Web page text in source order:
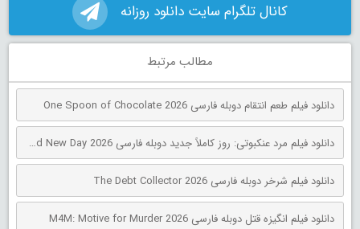
کانال تلگرام سایت دانلود روزانه
مطالب مرتبط
دانلود فیلم طعم انتقام دوبله فارسی One Spoon of Chocolate 2026
دانلود فیلم مرد عنکبوتی: روز کاملاً جدید دوبله فارسی Spider-Man: Brand New Day 2026
دانلود فیلم شرخر دوبله فارسی The Debt Collector 2026
دانلود فیلم انگیزه قتل دوبله فارسی M4M: Motive for Murder 2026